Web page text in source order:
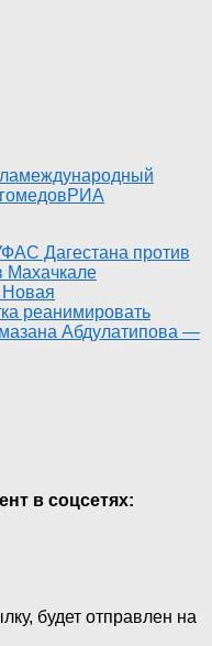
международный
РИА
Дагестана против
Махачкале
Новая
реанимировать
Абдулатипова —
в соцсетях:
будет отправлен на